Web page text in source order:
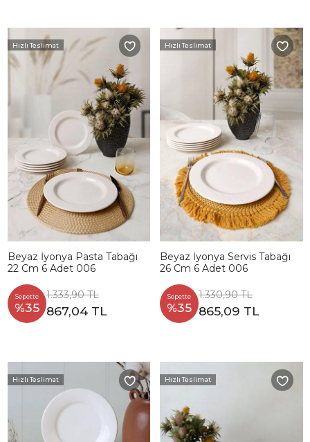
Hızlı Teslimat
Beyaz İyonya Pasta Tabağı
22 Cm 6 Adet 006
Sepette
%35
1.333,90 TL
867,04 TL
Hızlı Teslimat
Beyaz İyonya Servis Tabağı
26 Cm 6 Adet 006
Sepette
%35
1.330,90 TL
865,09 TL
Hızlı Teslimat Hızlı Teslimat